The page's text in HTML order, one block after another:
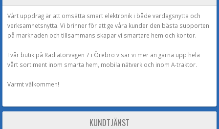
Vårt uppdrag är att omsätta smart elektronik i både vardagsnytta och
verksamhetsnytta. Vi brinner för att ge våra kunder den bästa supporten
på marknaden och tillsammans skapar vi smartare hem och kontor.
I vår butik på Radiatorvägen 7 i Örebro visar vi mer än gärna upp hela
vårt sortiment inom smarta hem, mobila nätverk och inom A-traktor.
Varmt välkommen!
KUNDTJÄNST